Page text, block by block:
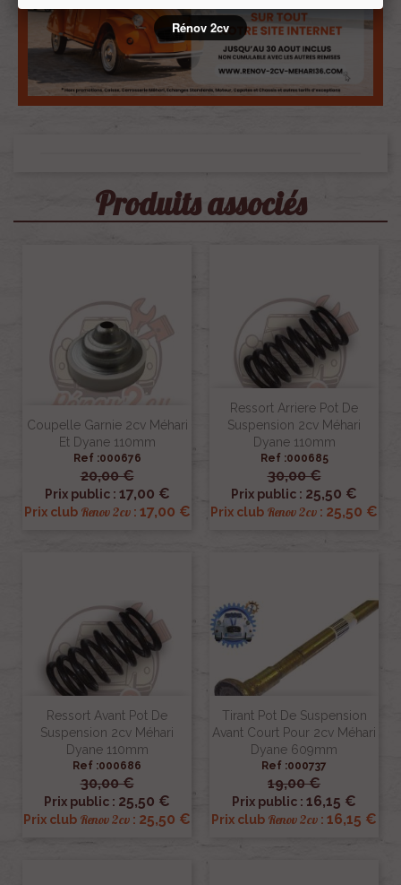
Produits associés
Coupelle Garnie 2cv Méhari
Et Dyane 110mm
Ref :000676
20,00 €
Prix public : 17,00 €
Prix club Renov 2cv: 17,00 €
Ressort Arriere Pot De
Suspension 2cv Méhari
Dyane 110mm
Ref :000685
30,00 €
Prix public : 25,50 €
Prix club Renov 2cv : 25,50 €
Ressort Avant Pot De
Suspension 2cv Méhari
Dyane 110mm
Ref :000686
30,00 €
Prix public : 25,50 €
Prix club Renov 2cv : 25,50 €
Tirant Pot De Suspension
Avant Court Pour 2cv Méhari
Dyane 609mm
Ref :000737
19,00 €
Prix public : 16,15 €
Prix club Renov 2cv : 16,15 €
Rénov 2cv